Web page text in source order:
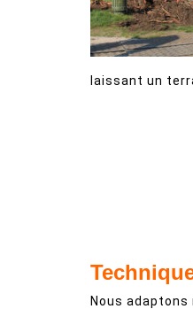
laissant un
Nous